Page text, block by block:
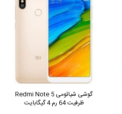
گوشی شیائومی Redmi Note 5
ظرفیت 64 رم 4 گیگابایت